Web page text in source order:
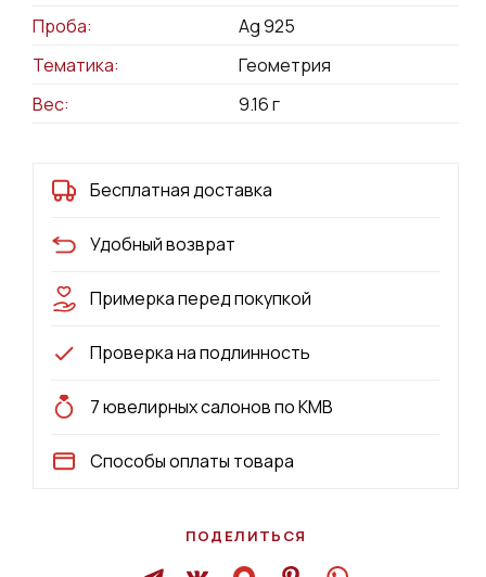
Проба:
Ag 925
Тематика:
Геометрия
Вес:
9.16г
Бесплатная доставка
Удобный возврат
Примерка перед покупкой
Проверка на подлинность
7 ювелирных салонов по КМВ
Способы оплаты товара
ПОДЕЛИТЬСЯ